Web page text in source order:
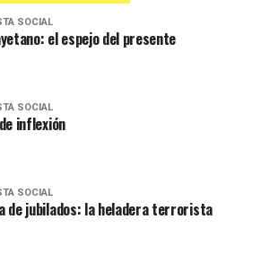
SOCIAL
el espejo del presente
SOCIAL
inflexión
SOCIAL
de jubilados: la heladera terrorista